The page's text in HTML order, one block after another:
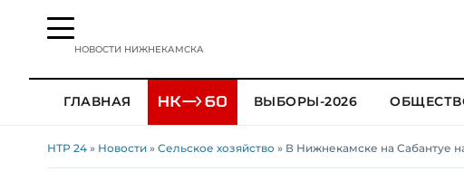
НОВОСТИ НИЖНЕКАМСКА
ГЛАВНАЯ ВЫБОРЫ-2026
НТР 24 » Новости » Сельское хозяйство » В Нижнекамске на Сабантуе